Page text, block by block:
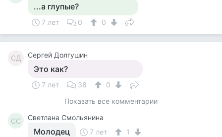
...а глупые?
7 лет 0 0
СД Сергей Долгушин
Это как?
7 лет 38
0
Показать все комментарии
СС Светлана Смольянина
Молодец 7 лет 1